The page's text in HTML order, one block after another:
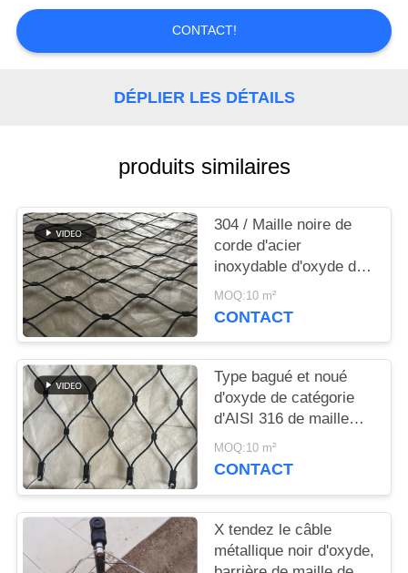
DEMANDEZ
DU
SITE
POLITIQUE
DE
CONFIDENTIALITÉ
CONTACT!
DÉPLIER LES DÉTAILS
produits similaires
304 / Maille noire de
corde d'acier
inoxydable d'oxyde de
316 Inox pour la clôture
animale/balustrade
MOQ:10 m²
CONTACT
Type bagué et noué
d'oxyde de catégorie
d'AISI 316 de maille
noire de câble
métallique
MOQ:10 m²
CONTACT
X tendez le câble
métallique noir d'oxyde,